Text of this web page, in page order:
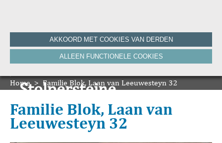
Home
Historie
Bronnen
De Krant van Gisteren 75 jaar
Bibliografie
Nieuws
HVV-WebNieuws
Stolpersteine
Onze boeken
AKKOORD MET COOKIES VAN DERDEN
ALLEEN FUNCTIONELE COOKIES
Home > Familie Blok, Laan van Leeuwesteyn 32
Familie Blok, Laan van
Leeuwesteyn 32